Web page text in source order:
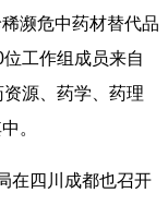
濒危中药材替代品
工作组成员来自
源、药学、药理
。
在四川成都也召开